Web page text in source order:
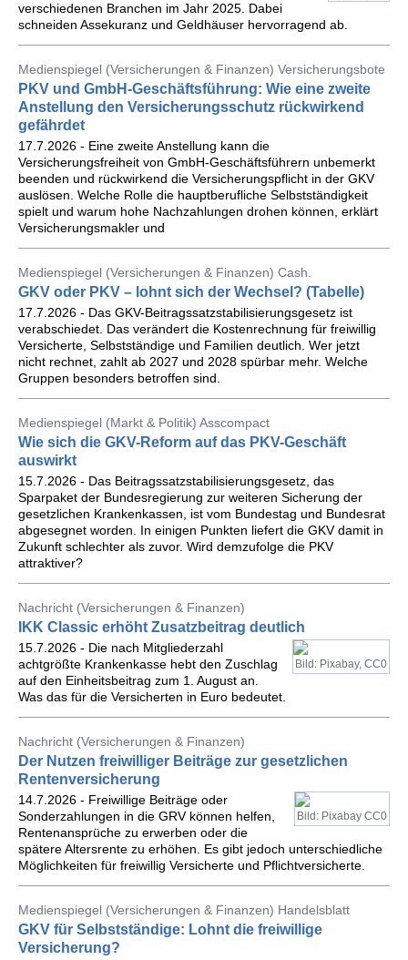
verschiedenen Branchen im Jahr 2025. Dabei
schneiden Assekuranz und Geldhäuser hervorragend ab.
Medienspiegel (Versicherungen & Finanzen) Versicherungsbote
PKV und GmbH-Geschäftsführung: Wie eine zweite
Anstellung den Versicherungsschutz rückwirkend
gefährdet
17.7.2026 - Eine zweite Anstellung kann die
Versicherungsfreiheit von GmbH-Geschäftsführern unbemerkt
beenden und rückwirkend die Versicherungspflicht in der GKV
auslösen. Welche Rolle die hauptberufliche Selbstständigkeit
spielt und warum hohe Nachzahlungen drohen können, erklärt
Versicherungsmakler und
Medienspiegel (Versicherungen & Finanzen) Cash.
GKV oder PKV – lohnt sich der Wechsel? (Tabelle)
17.7.2026 - Das GKV-Beitragssatzstabilisierungsgesetz ist
verabschiedet. Das verändert die Kostenrechnung für freiwillig
Versicherte, Selbstständige und Familien deutlich. Wer jetzt
nicht rechnet, zahlt ab 2027 und 2028 spürbar mehr. Welche
Gruppen besonders betroffen sind.
Medienspiegel (Markt & Politik) Asscompact
Wie sich die GKV-Reform auf das PKV-Geschäft
auswirkt
15.7.2026 - Das Beitragssatzstabilisierungsgesetz, das
Sparpaket der Bundesregierung zur weiteren Sicherung der
gesetzlichen Krankenkassen, ist vom Bundestag und Bundesrat
abgesegnet worden. In einigen Punkten liefert die GKV damit in
Zukunft schlechter als zuvor. Wird demzufolge die PKV
attraktiver?
Nachricht (Versicherungen & Finanzen)
IKK Classic erhöht Zusatzbeitrag deutlich
Bild: Pixabay, CC0
15.7.2026 - Die nach Mitgliederzahl
achtgrößte Krankenkasse hebt den Zuschlag
auf den Einheitsbeitrag zum 1. August an.
Was das für die Versicherten in Euro bedeutet.
Nachricht (Versicherungen & Finanzen)
Der Nutzen freiwilliger Beiträge zur gesetzlichen
Rentenversicherung
Bild: Pixabay CC0
14.7.2026 - Freiwillige Beiträge oder
Sonderzahlungen in die GRV können helfen,
Rentenansprüche zu erwerben oder die
spätere Altersrente zu erhöhen. Es gibt jedoch unterschiedliche
Möglichkeiten für freiwillig Versicherte und Pflichtversicherte.
Medienspiegel (Versicherungen & Finanzen) Handelsblatt
GKV für Selbstständige: Lohnt die freiwillige
Versicherung?